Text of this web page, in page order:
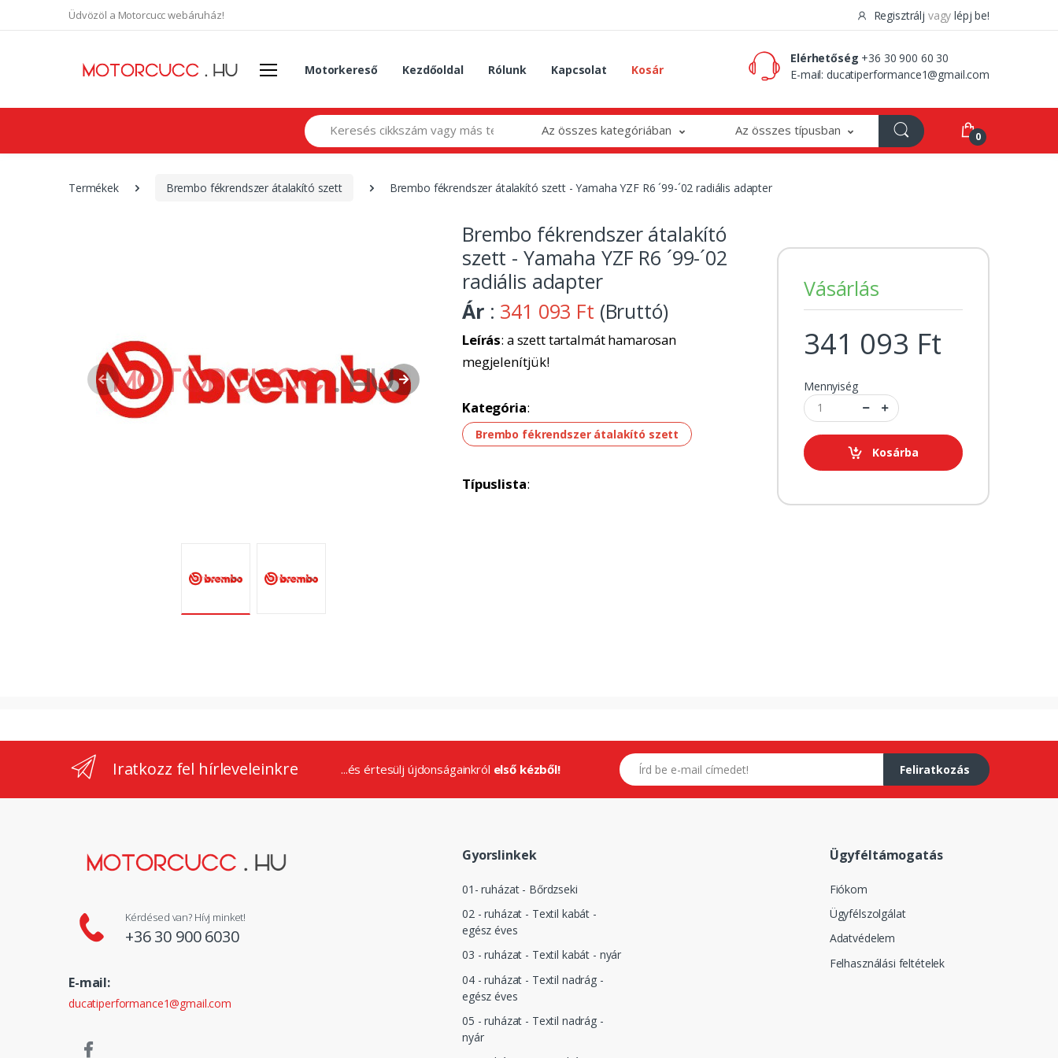
Üdvözöl a Motorcucc webáruház! Regisztrálj vagy lépj be!
Motorkereső Kezdőoldal Rólunk Kapcsolat Kosár
Elérhetőség +36 30 900 60 30
E-mail:ducatiperformance1@gmail.com
Search Az összes kategóriában Az összes típusban 0
Termékek Brembo fékrendszer átalakító szett Brembo fékrendszer átalakító szett - Yamaha YZF R6 ´99-´02 radiális adapter
Brembo fékrendszer átalakító
szett - Yamaha YZF R6 ´99-´02
radiális adapter
Ár : 341 093 Ft (Bruttó)
Leírás: a szett tartalmát hamarosan
megjelenítjük!
Kategória:
Brembo fékrendszer átalakító szett
Típuslista:
Vásárlás
341 093 Ft
Mennyiség
Kosárba
Iratkozz fel hírleveleinkre ...és értesülj újdonságainkról első kézből!
E-mail címed
Feliratkozás
Kérdésed van? Hívj minket!
+36 30 900 6030
E-mail:
ducatiperformance1@gmail.com
Gyorslinkek
01- ruházat - Bőrdzseki
02 - ruházat - Textil kabát -
egész éves
03 - ruházat - Textil kabát - nyár
04 - ruházat - Textil nadrág -
egész éves
05 - ruházat - Textil nadrág -
nyár
Ügyféltámogatás
Fiókom
Ügyfélszolgálat
Adatvédelem
Felhasználási feltételek